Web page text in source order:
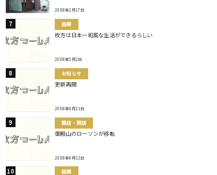
2008年2月17日
話題
枚方は日本一和風な生活ができるらしい
2008年5月2日
お知らせ
更新再開
2008年9月11日
開店・閉店
御殿山のローソンが移転
2008年9月12日
話題